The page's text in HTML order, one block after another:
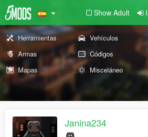
Show Adult
Herramientas Vehículos
Armas
Códigos
Mapas
Misceláneo
Janina234